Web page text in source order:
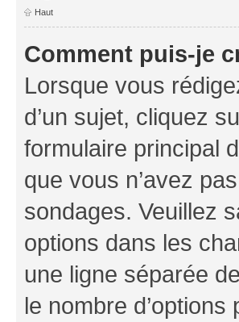
Haut
Comment puis-je
Lorsque vous
d’un sujet, cliquez
formulaire principal
que vous n’avez
sondages. Veuillez
options dans les
une ligne séparée
le nombre